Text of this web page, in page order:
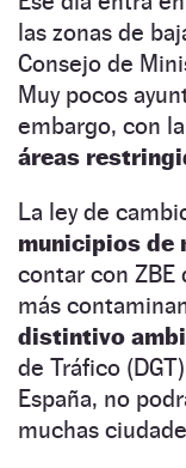
las zonas de
Consejo de
Muy pocos
embargo, con
áreas
La ley de
municipios de
contar con ZBE
más
distintivo
de Tráfico
España, no
muchas